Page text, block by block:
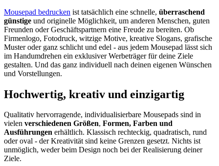
Mousepad bedrucken ist tatsächlich eine schnelle, überraschend
günstige und originelle Möglichkeit, um anderen Menschen, guten
Freunden oder Geschäftspartnern eine Freude zu bereiten. Ob
Firmenlogo, Fotodruck, witzige Motive, kreative Slogans, grafische
Muster oder ganz schlicht und edel - aus jedem Mousepad lässt sich
im Handumdrehen ein exklusiver Werbeträger für deine Ziele
gestalten. Und das ganz individuell nach deinen eigenen Wünschen
und Vorstellungen.
Hochwertig, kreativ und einzigartig
Qualitativ hervorragende, individualisierbare Mousepads sind in
vielen verschiedenen Größen, Formen, Farben und
Ausführungen erhältlich. Klassisch rechteckig, quadratisch, rund
oder oval - der Kreativität sind keine Grenzen gesetzt. Nichts ist
unmöglich, weder beim Design noch bei der Realisierung deiner
Ziele.